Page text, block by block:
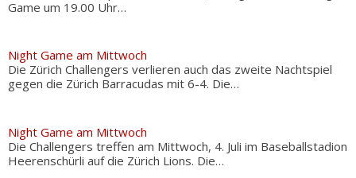
Game um 19.00 Uhr…
Night Game am Mittwoch
Die Zürich Challengers verlieren auch das zweite Nachtspiel
gegen die Zürich Barracudas mit 6-4. Die…
Night Game am Mittwoch
Die Challengers treffen am Mittwoch, 4. Juli im Baseballstadion
Heerenschürli auf die Zürich Lions. Die…